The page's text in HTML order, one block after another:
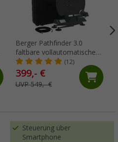
Berger Pathfinder 3.0
faltbare vollautomatische
Sat-Anlage graphit
(12)
399,- €
UVP 549,- €
Steuerung über
Smartphone